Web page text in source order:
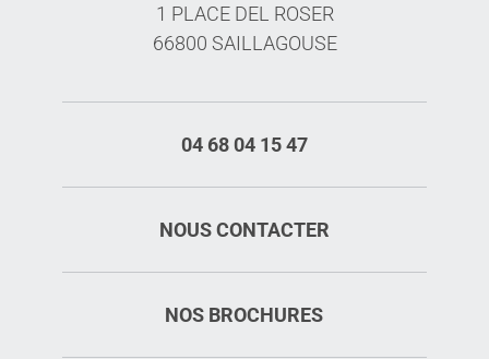
1 PLACE DEL ROSER
66800 SAILLAGOUSE
04 68 04 15 47
NOUS CONTACTER
NOS BROCHURES